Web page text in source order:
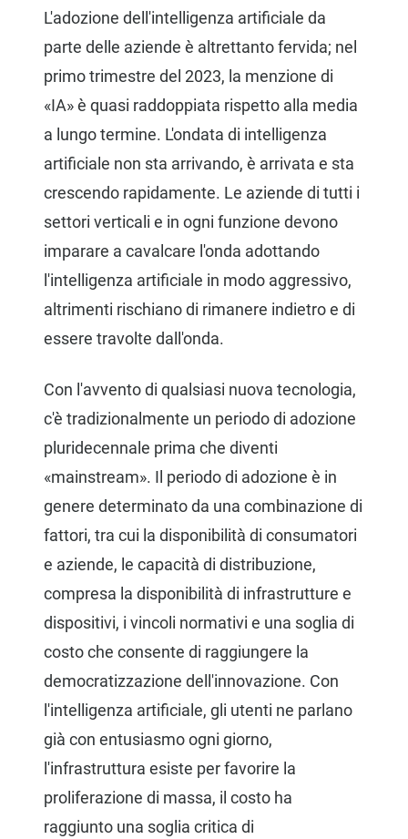
L'adozione dell'intelligenza artificiale da
parte delle aziende è altrettanto fervida; nel
primo trimestre del 2023, la menzione di
«IA» è quasi raddoppiata rispetto alla media
a lungo termine. L'ondata di intelligenza
artificiale non sta arrivando, è arrivata e sta
crescendo rapidamente. Le aziende di tutti i
settori verticali e in ogni funzione devono
imparare a cavalcare l'onda adottando
l'intelligenza artificiale in modo aggressivo,
altrimenti rischiano di rimanere indietro e di
essere travolte dall'onda.
Con l'avvento di qualsiasi nuova tecnologia,
c'è tradizionalmente un periodo di adozione
pluridecennale prima che diventi
«mainstream». Il periodo di adozione è in
genere determinato da una combinazione di
fattori, tra cui la disponibilità di consumatori
e aziende, le capacità di distribuzione,
compresa la disponibilità di infrastrutture e
dispositivi, i vincoli normativi e una soglia di
costo che consente di raggiungere la
democratizzazione dell'innovazione. Con
l'intelligenza artificiale, gli utenti ne parlano
già con entusiasmo ogni giorno,
l'infrastruttura esiste per favorire la
proliferazione di massa, il costo ha
raggiunto una soglia critica di